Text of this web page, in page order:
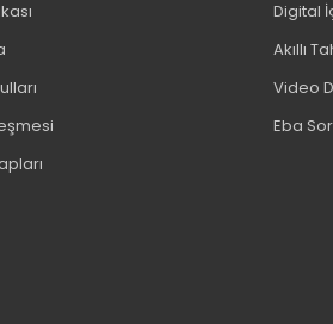
Digital
Akıllı
Video
Eba